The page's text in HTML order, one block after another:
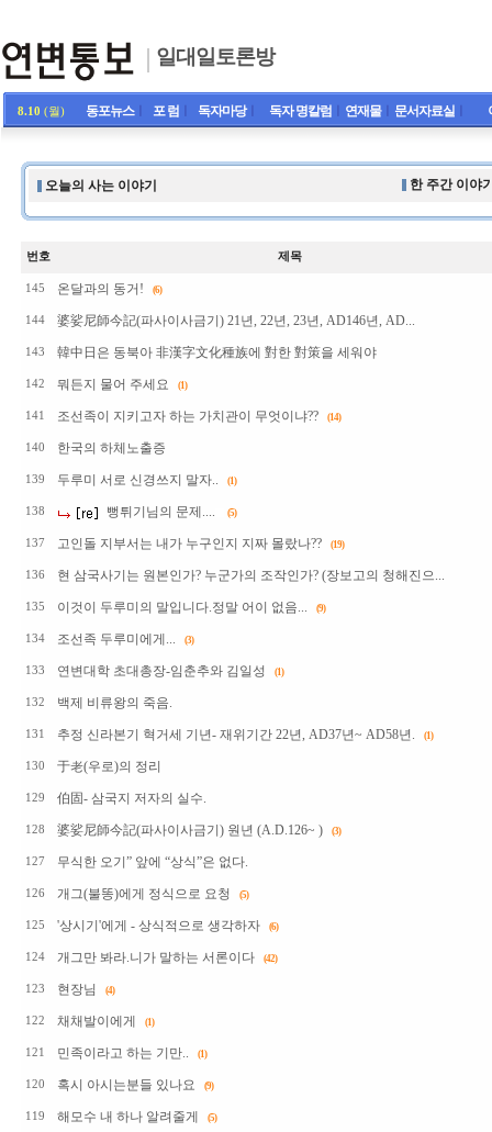
일대일토론방
8.10 (월) 동포뉴스ㅣ 포 럼 독자마당ㅣ 독자 명칼럼 연재물ㅣ 문서자료실
오늘의 사는 이야기 한 주간 이야
번호 제목
145 온달과의 동거! (6)
144 婆娑尼師今記(파사이사금기) 21년, 22년, 23년, AD146년, AD...
143 韓中日은 동북아 非漢字文化種族에 對한 對策을 세워야
142 뭐든지 물어 주세요 (1)
141 조선족이 지키고자 하는 가치관이 무엇이냐?? (14)
140 한국의 하체노출증
139 두루미 서로 신경쓰지 말자.. (1)
138 뻥튀기님의 문제.... (5)
137 고인돌 지부서는 내가 누구인지 지짜 몰랐나?? (19)
136 현 삼국사기는 원본인가? 누군가의 조작인가? (장보고의 청해진으...
135 이것이 두루미의 말입니다.정말 어이 없음... (9)
134 조선족 두루미에게... (3)
133 연변대학 초대총장-임춘추와 김일성 (1)
132 백제 비류왕의 죽음.
131 추정 신라본기 혁거세 기년- 재위기간 22년, AD37년~ AD58년. (1)
130 于老(우로)의 정리
129 伯固- 삼국지 저자의 실수.
128 婆娑尼師今記(파사이사금기) 원년 (A.D.126~ ) (3)
127 무식한 오기” 앞에 “상식”은 없다.
126 개그(불똥)에게 정식으로 요청 (5)
125 '상시기'에게 - 상식적으로 생각하자 (6)
124 개그만 봐라.니가 말하는 서론이다 (42)
123 현장님 (4)
122 채채발이에게 (1)
121 민족이라고 하는 기만.. (1)
120 혹시 아시는분들 있나요 (9)
119 해모수 내 하나 알려줄게 (5)